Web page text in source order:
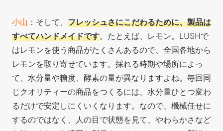
小山 ：そして、 フレッシュさにこだわるために、製品は
すべてハンドメイドです。たとえば、レモン。LUSHで
はレモンを使う商品がたくさんあるので、全国各地から
レモンを取り寄せています。採れる時期や場所によっ
て、水分量や糖度、酵素の量が異なりますよね。毎回同
じクオリティーの商品をつくるには、水分量ひとつ変わ
るだけで安定しにくいくなります。なので、機械任せに
するのではなく、人の目で状態を見て、やわらかさなど